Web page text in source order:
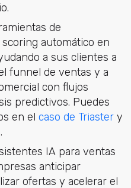
de
automático en
a sus clientes a
funnel de ventas y a
con flujos
predictivos. Puedes
en el caso de Triastery
.
IA para ventas
anticipar
ofertas y acelerar el